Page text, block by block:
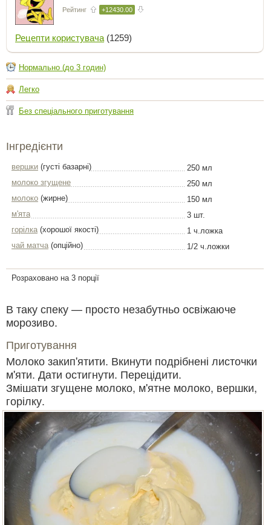
Рейтинг +12430.00
Рецепти користувача(1259)
Нормально (до 3 годин)
Легко
Без спеціального приготування
Інгредієнти
вершки (густі базарні)
250 мл
молоко згущене
250 мл
молоко (жирне)
150 мл
м'ята
3 шт.
горілка(хорошої якості)
1 ч.ложка
чай матча(опційно) 1/2 ч.ложки
Розраховано на 3 порції
В таку спеку — просто незабутньо освіжаюче
морозиво.
Приготування
Молоко закип'ятити. Вкинути подрібнені листочки
м'яти. Дати остигнути. Перецідити.
Змішати згущене молоко, м'ятне молоко, вершки,
горілку.